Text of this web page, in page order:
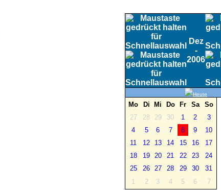
Dez
-
2006
Heute
Mo Di Mi Do Fr Sa
So
27
28 29 30 1 2
3
4
5 6 7 8 9
10
11
12 13 14 15 16
17
18
19 20 21 22 23
24
25
26 27 28 29 30
31
1
2 3 4 5 6 7